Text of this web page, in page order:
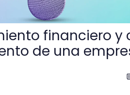
financiero y
de una